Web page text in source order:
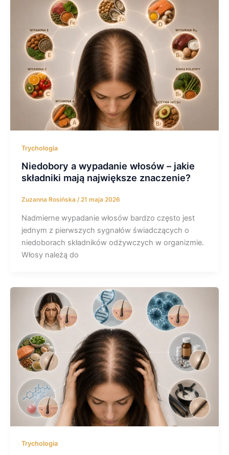
Trychologia
Niedobory a wypadanie włosów – jakie
składniki mają największe znaczenie?
Zuzanna Rosińska /21 maja 2026
Nadmierne wypadanie włosów bardzo często jest
jednym z pierwszych sygnałów świadczących o
niedoborach składników odżywczych w organizmie.
Włosy należą do
Trychologia